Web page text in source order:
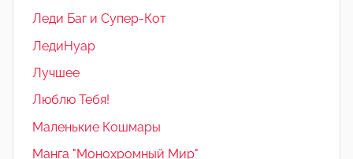
Леди Баг и Супер-Кот
ЛедиНуар
Лучшее
Люблю Тебя!
Маленькие Кошмары
Манга "Монохромный Мир"